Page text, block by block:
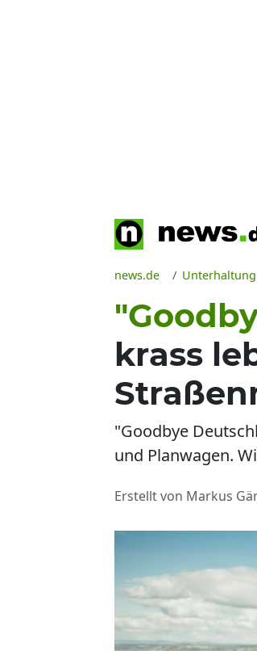
news.de Unterhaltung
krass
"Goodbye
und Planwagen.
Erstellt von Markus